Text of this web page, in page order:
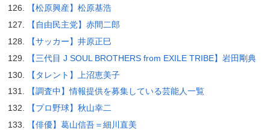
【松原興産】松原基浩
【自由民主党】赤間二郎
【サッカー】井原正巳
【三代目 J SOUL BROTHERS from EXILE TRIBE】岩田剛典
【タレント】上沼恵美子
【調査中】情報提供を募集している芸能人一覧
【プロ野球】秋山幸二
【俳優】葛山信吾＝細川直美